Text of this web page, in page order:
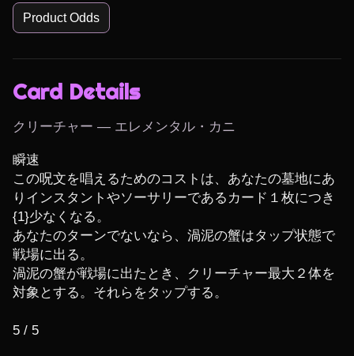
Product Odds
Card Details
クリーチャー — エレメンタル・カニ
瞬速
この呪文を唱えるためのコストは、あなたの墓地にあ
りインスタントやソーサリーであるカード１枚につき
{1}少なくなる。
あなたのターンでないなら、渦泥の蟹はタップ状態で
戦場に出る。
渦泥の蟹が戦場に出たとき、クリーチャー最大２体を
対象とする。それらをタップする。
5 / 5